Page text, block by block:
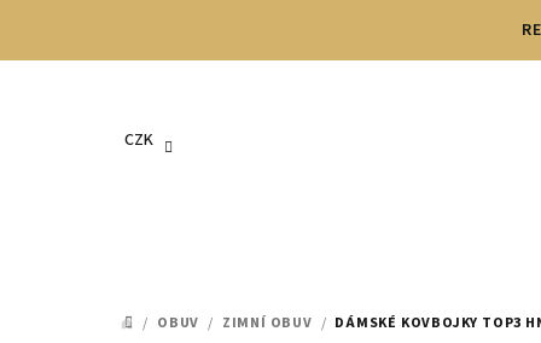
CZK
DOMŮ
/ OBUV / ZIMNÍ OBUV / DÁMSKÉ KOVBOJKY TOP3